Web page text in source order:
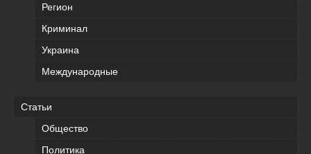
Регион
Криминал
Украина
Международные
Статьи
Общество
Политика